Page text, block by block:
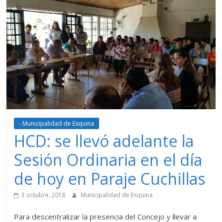
- Municipalidad de Esquina
HCD: se llevó adelante la
Sesión Ordinaria en el día
de hoy en Paraje Cuchillas
3 octubre, 2018 Municipalidad de Esquina
Para descentralizar la presencia del Concejo y llevar a